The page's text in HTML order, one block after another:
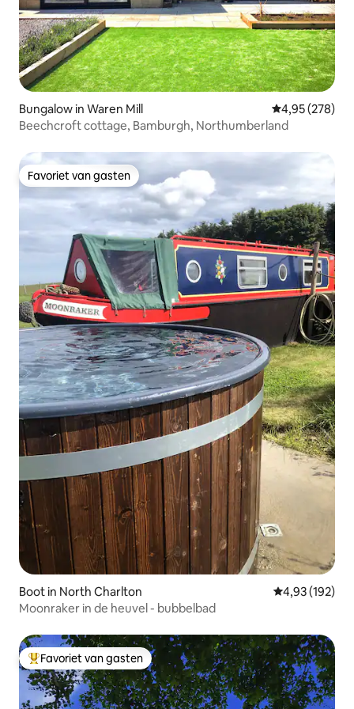
Bungalow in Waren Mill Gemiddelde
4,95 (278)
Beechcroft cottage, Bamburgh, Northumberland
Favoriet van gasten
Favoriet van gasten
Boot in North Charlton Gemiddelde
4,93 (192)
Moonraker in de heuvel - bubbelbad
Topfavoriet van gasten
Favoriet van gasten